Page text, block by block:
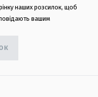
наших розсилок, щоб
вашим